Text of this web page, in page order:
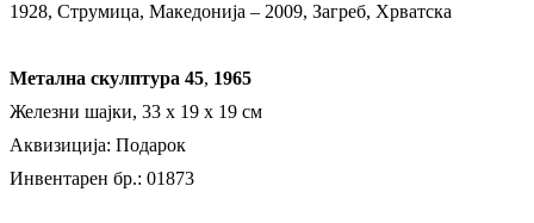
1928, Струмица, Македонија – 2009, Загреб, Хрватска
Метална скулптура 45, 1965
Железни шајки, 33 х 19 х 19 см
Аквизиција: Подарок
Инвентарен бр.: 01873